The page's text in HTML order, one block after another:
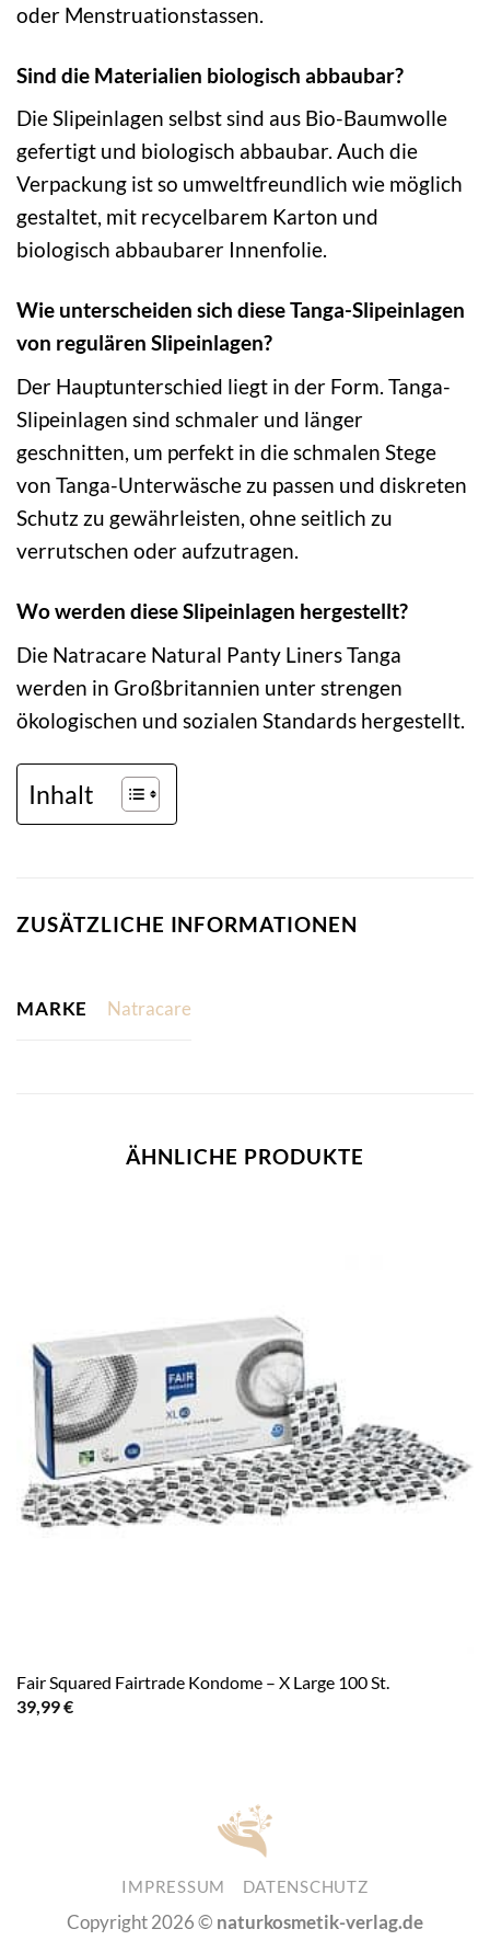
oder Menstruationstassen.
Sind die Materialien biologisch abbaubar?
Die Slipeinlagen selbst sind aus Bio-Baumwolle
gefertigt und biologisch abbaubar. Auch die
Verpackung ist so umweltfreundlich wie möglich
gestaltet, mit recycelbarem Karton und
biologisch abbaubarer Innenfolie.
Wie unterscheiden sich diese Tanga-Slipeinlagen
von regulären Slipeinlagen?
Der Hauptunterschied liegt in der Form. Tanga-
Slipeinlagen sind schmaler und länger
geschnitten, um perfekt in die schmalen Stege
von Tanga-Unterwäsche zu passen und diskreten
Schutz zu gewährleisten, ohne seitlich zu
verrutschen oder aufzutragen.
Wo werden diese Slipeinlagen hergestellt?
Die Natracare Natural Panty Liners Tanga
werden in Großbritannien unter strengen
ökologischen und sozialen Standards hergestellt.
Inhalt
ZUSÄTZLICHE INFORMATIONEN
MARKE Natracare
ÄHNLICHE PRODUKTE
Fair Squared Fairtrade Kondome – X Large 100 St.
39,99€
IMPRESSUM DATENSCHUTZ
Copyright 2026 © naturkosmetik-verlag.de